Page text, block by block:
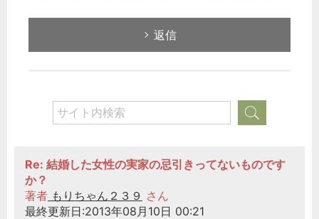
返信
Re: 結婚した女性の実家の忌引きってないものです
か？
著者 もりちゃん２３９ さん
最終更新日:2013年08月10日 00:21